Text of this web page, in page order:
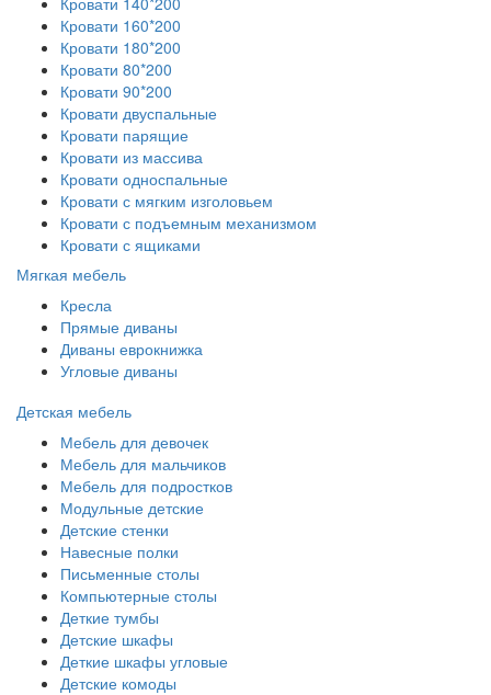
Кровати 160*200
Кровати 180*200
Кровати 80*200
Кровати 90*200
Кровати двуспальные
Кровати парящие
Кровати из массива
Кровати односпальные
Кровати с мягким изголовьем
Кровати с подъемным механизмом
Кровати с ящиками
Мягкая мебель
Кресла
Прямые диваны
Диваны еврокнижка
Угловые диваны
Детская мебель
Мебель для девочек
Мебель для мальчиков
Мебель для подростков
Модульные детские
Детские стенки
Навесные полки
Письменные столы
Компьютерные столы
Деткие тумбы
Детские шкафы
Деткие шкафы угловые
Детские комоды